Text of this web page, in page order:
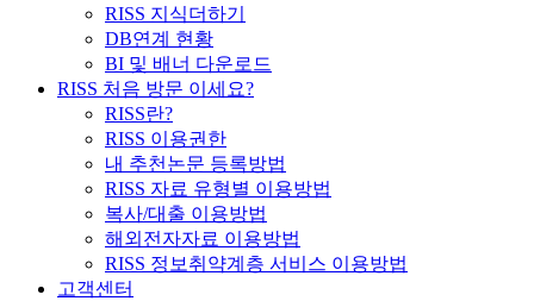
RISS 지식더하기
DB연계 현황
BI 및 배너 다운로드
RISS 처음 방문 이세요?
RISS란?
RISS 이용권한
내 추천논문 등록방법
RISS 자료 유형별 이용방법
복사/대출 이용방법
해외전자자료 이용방법
RISS 정보취약계층 서비스 이용방법
고객센터